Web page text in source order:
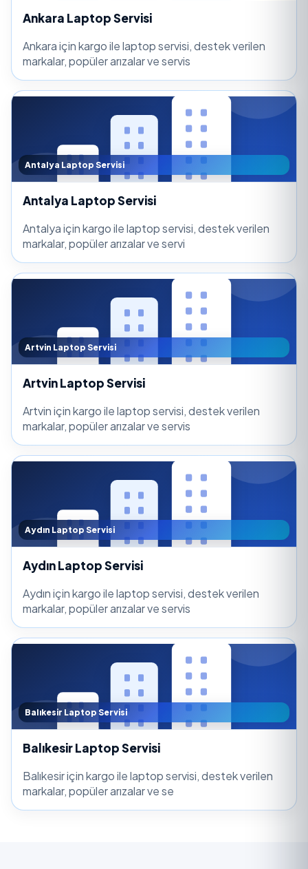
Ankara Laptop Servisi
Ankara için kargo ile laptop servisi, destek verilen
markalar, popüler arızalar ve servis
Antalya Laptop Servisi
Antalya Laptop Servisi
Antalya için kargo ile laptop servisi, destek verilen
markalar, popüler arızalar ve servi
Artvin Laptop Servisi
Artvin Laptop Servisi
Artvin için kargo ile laptop servisi, destek verilen
markalar, popüler arızalar ve servis
Aydın Laptop Servisi
Aydın Laptop Servisi
Aydın için kargo ile laptop servisi, destek verilen
markalar, popüler arızalar ve servis
Balıkesir Laptop Servisi
Balıkesir Laptop Servisi
Balıkesir için kargo ile laptop servisi, destek verilen
markalar, popüler arızalar ve se